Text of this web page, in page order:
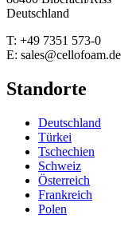
Deutschland
T: +49 7351 573-0
E: sales@cellofoam.de
Standorte
Deutschland
Türkei
Tschechien
Schweiz
Österreich
Frankreich
Polen